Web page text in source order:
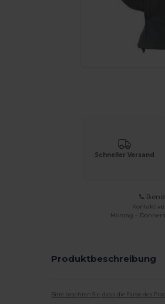
Schneller Versand
Kontakt
Montag –
Produktbeschreibung
Bitte beachten Sie, dass die Farbe des